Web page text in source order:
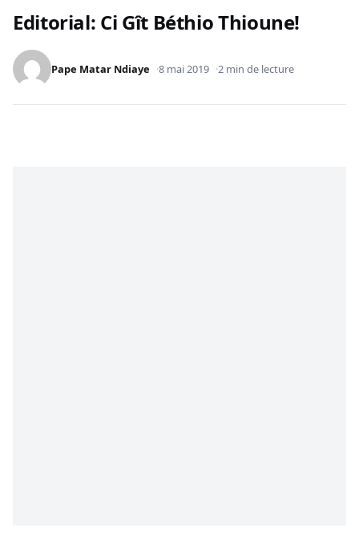
Editorial: Ci Gît Béthio Thioune!
Pape Matar Ndiaye 8 mai 2019 2 min de lecture